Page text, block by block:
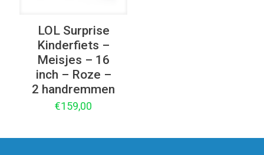
LOL Surprise
Kinderfiets –
Meisjes – 16
inch – Roze –
2 handremmen
€159,00